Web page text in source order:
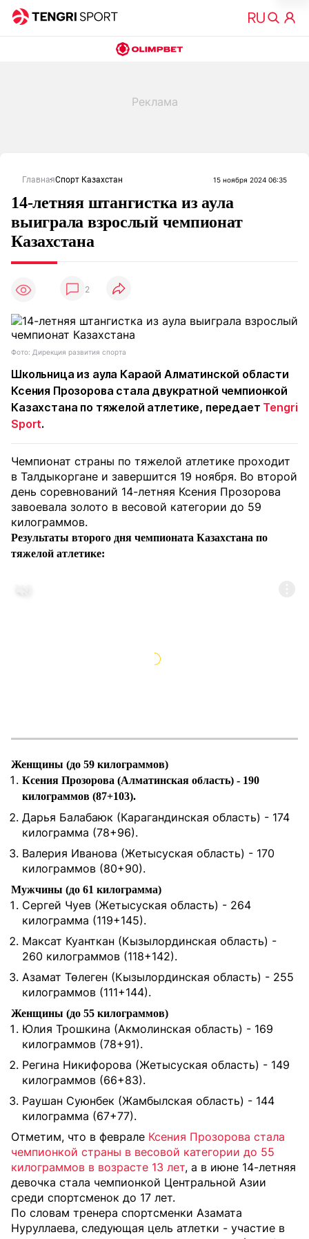
ГлавнаяСпорт Казахстан 15 ноября 2024 06:35
14-летняя штангистка из аула
выиграла взрослый чемпионат
Казахстана
2
Фото: Дирекция развития спорта
Школьница из аула Караой Алматинской области
Ксения Прозорова стала двукратной чемпионкой
Казахстана по тяжелой атлетике, передает Tengri
Sport.
Чемпионат страны по тяжелой атлетике проходит
в Талдыкоргане и завершится 19 ноября. Во второй
день соревнований 14-летняя Ксения Прозорова
завоевала золото в весовой категории до 59
килограммов.
Результаты второго дня чемпионата Казахстана по
тяжелой атлетике:
Женщины (до 59 килограммов)
⁠Ксения Прозорова (Алматинская область) - 190
килограммов (87+103).
⁠Дарья Балабаюк (Карагандинская область) - 174
килограмма (78+96).
⁠Валерия Иванова (Жетысуская область) - 170
килограммов (80+90).
Мужчины (до 61 килограмма)
Сергей Чуев (Жетысуская область) - 264
килограмма (119+145).
⁠Максат Куанткан (Кызылординская область) -
260 килограммов (118+142).
⁠Азамат Төлеген (Кызылординская область) - 255
килограммов (111+144).
Женщины (до 55 килограммов)
⁠Юлия Трошкина (Акмолинская область) - 169
килограммов (78+91).
⁠Регина Никифорова (Жетысуская область) - 149
килограммов (66+83).
⁠Раушан Суюнбек (Жамбылская область) - 144
килограмма (67+77).
Отметим, что в феврале Ксения Прозорова стала
чемпионкой страны в весовой категории до 55
килограммов в возрасте 13 лет, а в июне 14-летняя
девочка стала чемпионкой Центральной Азии
среди спортсменок до 17 лет.
По словам тренера спортсменки Азамата
Нуруллаева, следующая цель атлетки - участие в